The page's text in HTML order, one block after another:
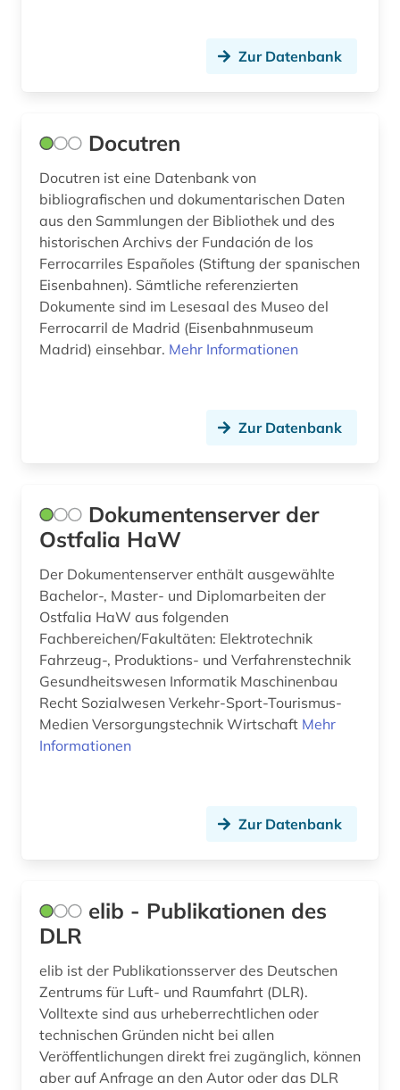
Zur Datenbank
Docutren
Docutren ist eine Datenbank von
bibliografischen und dokumentarischen Daten
aus den Sammlungen der Bibliothek und des
historischen Archivs der Fundación de los
Ferrocarriles Españoles (Stiftung der spanischen
Eisenbahnen). Sämtliche referenzierten
Dokumente sind im Lesesaal des Museo del
Ferrocarril de Madrid (Eisenbahnmuseum
Madrid) einsehbar. Mehr Informationen
Zur Datenbank
Dokumentenserver der
Ostfalia HaW
Der Dokumentenserver enthält ausgewählte
Bachelor-, Master- und Diplomarbeiten der
Ostfalia HaW aus folgenden
Fachbereichen/Fakultäten: Elektrotechnik
Fahrzeug-, Produktions- und Verfahrenstechnik
Gesundheitswesen Informatik Maschinenbau
Recht Sozialwesen Verkehr-Sport-Tourismus-
Medien Versorgungstechnik Wirtschaft Mehr
Informationen
Zur Datenbank
elib - Publikationen des
DLR
elib ist der Publikationsserver des Deutschen
Zentrums für Luft- und Raumfahrt (DLR).
Volltexte sind aus urheberrechtlichen oder
technischen Gründen nicht bei allen
Veröffentlichungen direkt frei zugänglich, können
aber auf Anfrage an den Autor oder das DLR